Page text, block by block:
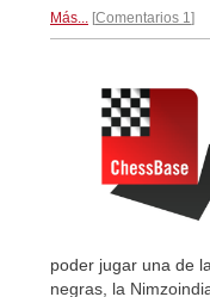
Más... Comentarios 1
poder jugar una de
negras, la